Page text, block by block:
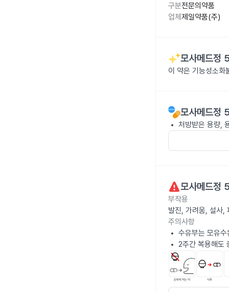
구분전문의약품
업체 제일약품(주)
모사메드정
이 약은 기능성소화
모사메드정
처방받은 용량,
모사메드정
부작용
발진, 가려움, 설사,
주의사항
수유부는 모유
2주간 복용해도